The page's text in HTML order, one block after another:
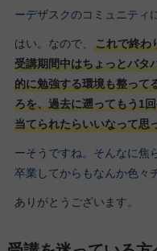
ーデザスクのコミュニティ
はい。なので、
これで終わ
受講期間中はちょっとバタ
的に勉強する環境も整って
ろを、過去に遡ってもう1
当てられたらいいなって思
ーそうですね。そんなに焦
卒業してからもなんか色々
ありがとうございます。